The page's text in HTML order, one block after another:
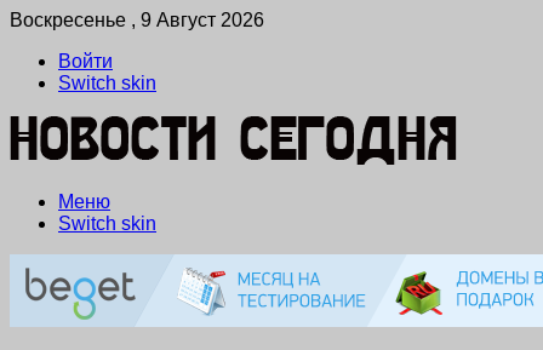
Воскресенье , 9 Август 2026
Войти
Switch skin
Меню
Switch skin